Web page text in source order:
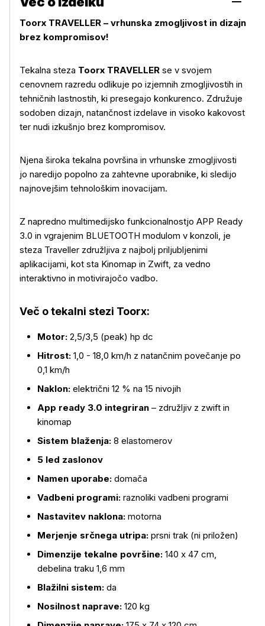
Več o izdelku
Toorx TRAVELLER – vrhunska zmogljivost in dizajn
brez kompromisov!
Tekalna steza Toorx TRAVELLER se v svojem
cenovnem razredu odlikuje po izjemnih zmogljivostih in
tehničnih lastnostih, ki presegajo konkurenco. Združuje
sodoben dizajn, natančnost izdelave in visoko kakovost
ter nudi izkušnjo brez kompromisov.
Njena široka tekalna površina in vrhunske zmogljivosti
jo naredijo popolno za zahtevne uporabnike, ki sledijo
najnovejšim tehnološkim inovacijam.
Z napredno multimedijsko funkcionalnostjo APP Ready
3.0 in vgrajenim BLUETOOTH modulom v konzoli, je
steza Traveller združljiva z najbolj priljubljenimi
aplikacijami, kot sta Kinomap in Zwift, za vedno
interaktivno in motivirajočo vadbo.
Več o tekalni stezi Toorx:
Motor: 2,5/3,5 (peak) hp dc
Hitrost: 1,0 - 18,0 km/h z natančnim povečanje po
0,1 km/h
Naklon: električni 12 % na 15 nivojih
App ready 3.0 integriran – združljiv z zwift in
kinomap
Sistem blaženja: 8 elastomerov
5 led zaslonov
Namen uporabe: domača
Vadbeni programi: raznoliki vadbeni programi
Nastavitev naklona: motorna
Merjenje srčnega utripa: prsni trak (ni priložen)
Dimenzije tekalne površine: 140 x 47 cm,
debelina traku 1,6 mm
Blažilni sistem: da
Nosilnost naprave: 120 kg